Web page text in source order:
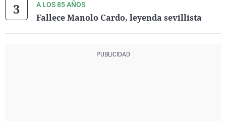
A LOS 85 AÑOS
Fallece Manolo Cardo, leyenda sevillista